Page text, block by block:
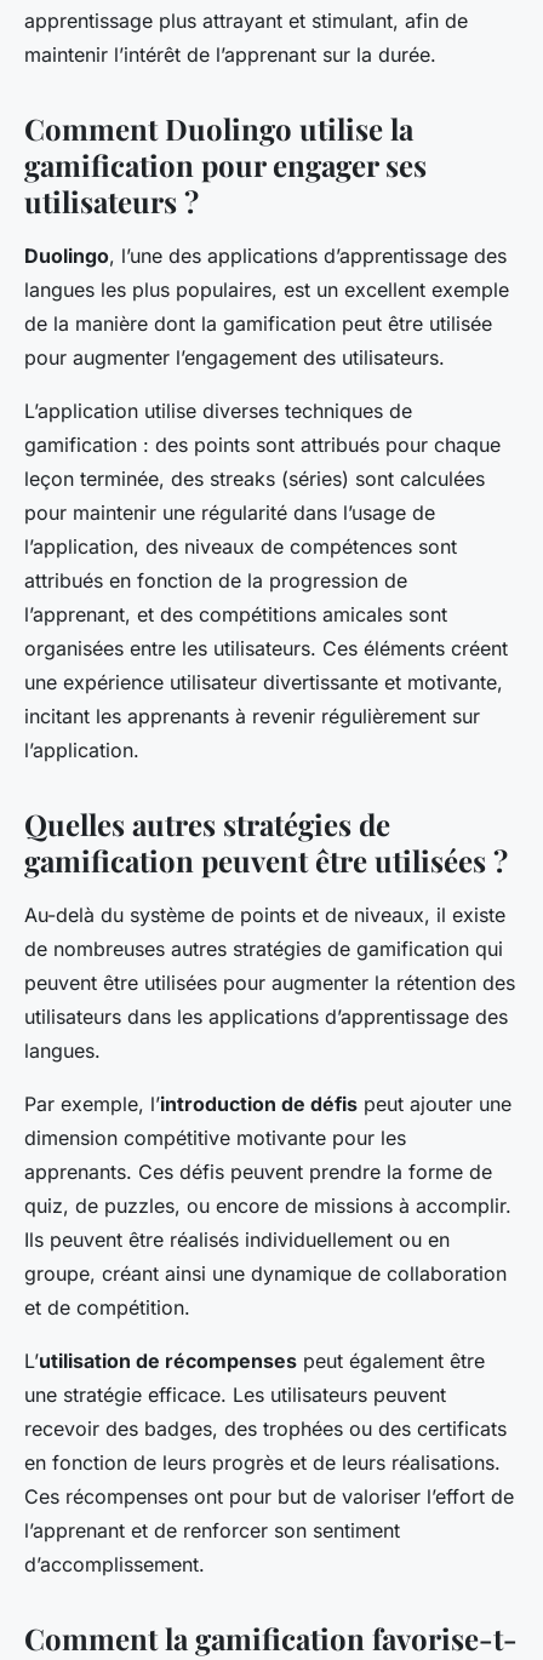
apprentissage plus attrayant et stimulant, afin de
maintenir l’intérêt de l’apprenant sur la durée.
Comment Duolingo utilise la
gamification pour engager ses
utilisateurs ?
Duolingo, l’une des applications d’apprentissage des
langues les plus populaires, est un excellent exemple
de la manière dont la gamification peut être utilisée
pour augmenter l’engagement des utilisateurs.
L’application utilise diverses techniques de
gamification : des points sont attribués pour chaque
leçon terminée, des streaks (séries) sont calculées
pour maintenir une régularité dans l’usage de
l’application, des niveaux de compétences sont
attribués en fonction de la progression de
l’apprenant, et des compétitions amicales sont
organisées entre les utilisateurs. Ces éléments créent
une expérience utilisateur divertissante et motivante,
incitant les apprenants à revenir régulièrement sur
l’application.
Quelles autres stratégies de
gamification peuvent être utilisées ?
Au-delà du système de points et de niveaux, il existe
de nombreuses autres stratégies de gamification qui
peuvent être utilisées pour augmenter la rétention des
utilisateurs dans les applications d’apprentissage des
langues.
Par exemple, l’introduction de défis peut ajouter une
dimension compétitive motivante pour les
apprenants. Ces défis peuvent prendre la forme de
quiz, de puzzles, ou encore de missions à accomplir.
Ils peuvent être réalisés individuellement ou en
groupe, créant ainsi une dynamique de collaboration
et de compétition.
L’utilisation de récompenses peut également être
une stratégie efficace. Les utilisateurs peuvent
recevoir des badges, des trophées ou des certificats
en fonction de leurs progrès et de leurs réalisations.
Ces récompenses ont pour but de valoriser l’effort de
l’apprenant et de renforcer son sentiment
d’accomplissement.
Comment la gamification favorise-t-